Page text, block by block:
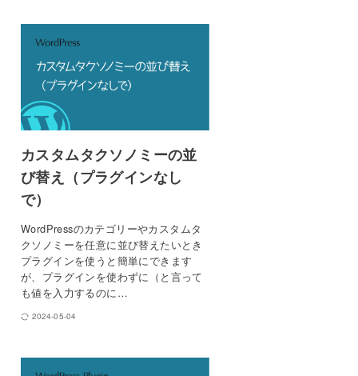
カスタムタクソノミーの並
び替え（プラグインなし
で）
WordPressのカテゴリーやカスタムタ
クソノミーを任意に並び替えたいとき
プラグインを使うと簡単にできます
が、プラグインを使わずに（と言って
も値を入力するのに…
2024-05-04